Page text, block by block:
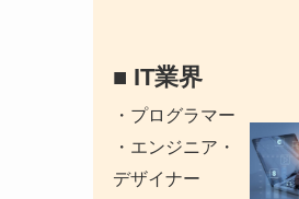
■ IT業界
・プログラマー
・エンジニア・
デザイナー